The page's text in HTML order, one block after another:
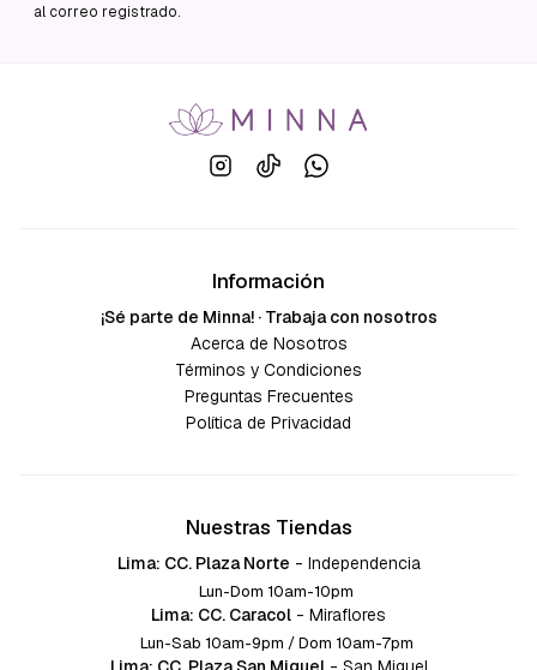
al correo registrado.
Información
¡Sé parte de Minna! · Trabaja con nosotros
Acerca de Nosotros
Términos y Condiciones
Preguntas Frecuentes
Política de Privacidad
Nuestras Tiendas
Lima: CC. Plaza Norte - Independencia
Lun-Dom 10am-10pm
Lima: CC. Caracol - Miraflores
Lun-Sab 10am-9pm / Dom 10am-7pm